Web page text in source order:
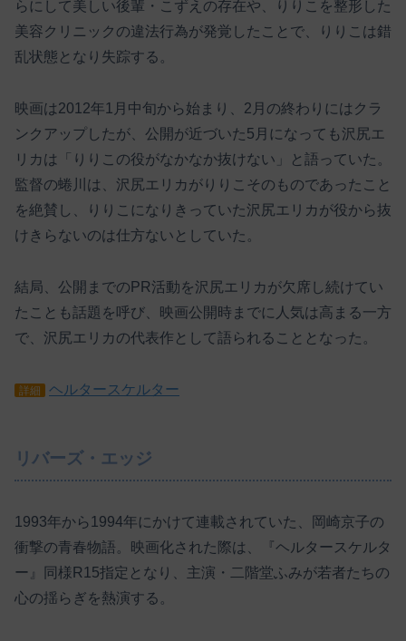
らにして美しい後輩・こずえの存在や、りりこを整形した
美容クリニックの違法行為が発覚したことで、りりこは錯
乱状態となり失踪する。
映画は2012年1月中旬から始まり、2月の終わりにはクラ
ンクアップしたが、公開が近づいた5月になっても沢尻エ
リカは「りりこの役がなかなか抜けない」と語っていた。
監督の蜷川は、沢尻エリカがりりこそのものであったこと
を絶賛し、りりこになりきっていた沢尻エリカが役から抜
けきらないのは仕方ないとしていた。
結局、公開までのPR活動を沢尻エリカが欠席し続けてい
たことも話題を呼び、映画公開時までに人気は高まる一方
で、沢尻エリカの代表作として語られることとなった。
詳細 ヘルタースケルター
リバーズ・エッジ
1993年から1994年にかけて連載されていた、岡崎京子の
衝撃の青春物語。映画化された際は、『ヘルタースケルタ
ー』同様R15指定となり、主演・二階堂ふみが若者たちの
心の揺らぎを熱演する。